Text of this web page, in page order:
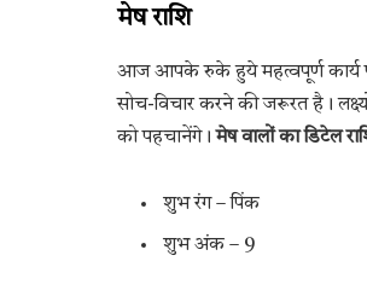
मेष राशि
आज आपके रुके हुये महत्वपूर्ण कार्य
सोच-विचार करने की जरूरत है।
को पहचानेंगे।मेष वालों का डिटेल
शुभ रंग – पिंक
शुभ अंक – 9